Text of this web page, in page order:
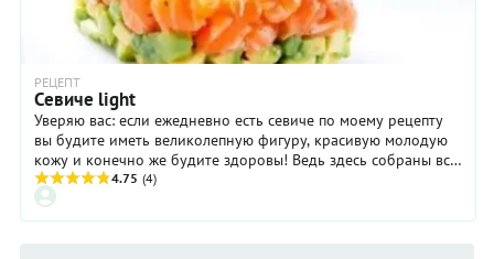
РЕЦЕПТ
Севиче light
Уверяю вас: если ежедневно есть севиче по моему рецепту
вы будите иметь великолепную фигуру, красивую молодую
кожу и конечно же будите здоровы! Ведь здесь собраны все
витамины. 4.75 (4)